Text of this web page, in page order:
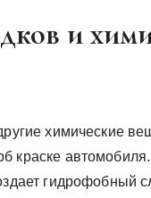
и
химические
краске
гидрофобный